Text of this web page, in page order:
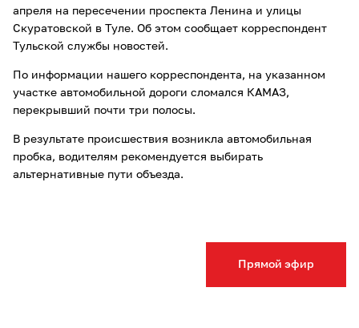
Прямой эфир
апреля на пересечении проспекта Ленина и улицы
Скуратовской в Туле. Об этом сообщает корреспондент
Тульской службы новостей.
По информации нашего корреспондента, на указанном
участке автомобильной дороги сломался КАМАЗ,
перекрывший почти три полосы.
В результате происшествия возникла автомобильная
пробка, водителям рекомендуется выбирать
альтернативные пути объезда.